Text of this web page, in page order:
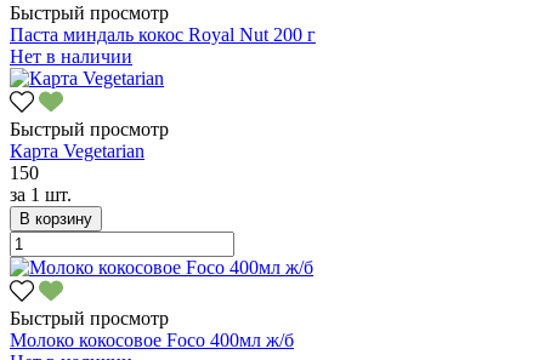
Быстрый просмотр
Паста миндаль кокос Royal Nut 200 г
Нет в наличии
Быстрый просмотр
Карта Vegetarian
150
за 1 шт.
В корзину
Быстрый просмотр
Молоко кокосовое Foco 400мл ж/б